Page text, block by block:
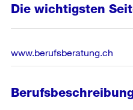
Die wichtigsten
www.berufsberatung.ch